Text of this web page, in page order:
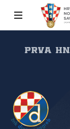
Prva